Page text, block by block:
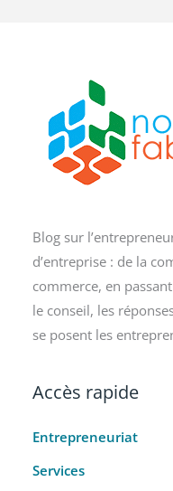
Blog sur
d’entreprise : de la
commerce, en
le conseil, les
se posent les
Accès rapide
Entrepreneuriat
Services